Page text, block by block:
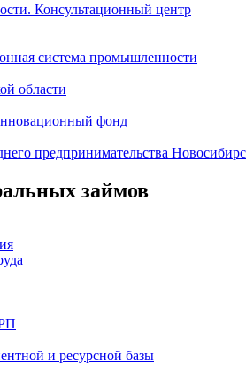
Консультационный центр
система промышленности
области
фонд
предпринимательства
займов
и ресурсной базы